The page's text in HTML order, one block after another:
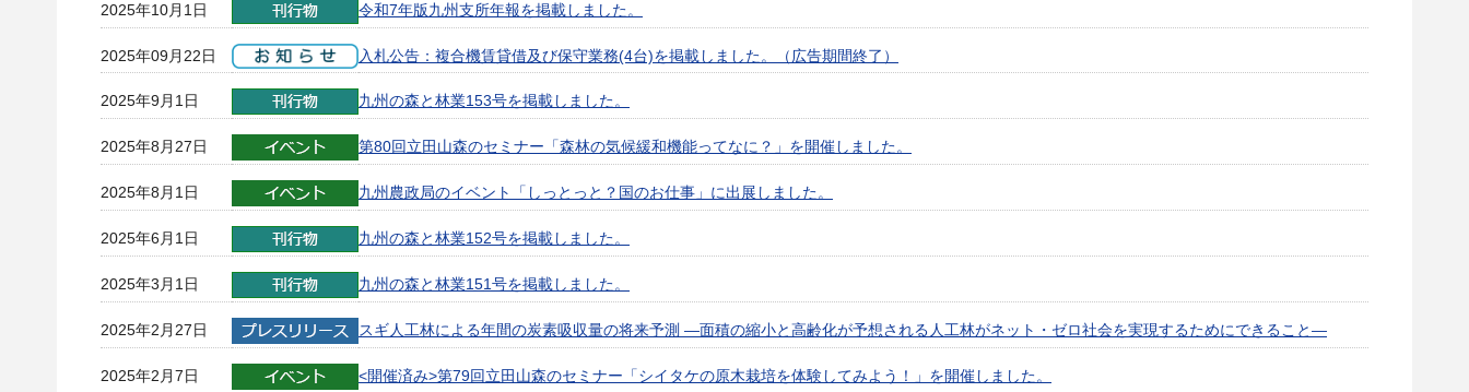
2025年10月1日 令和7年版九州支所年報を掲載しました。
2025年09月22日 入札公告：複合機賃貸借及び保守業務(4台)を掲載しました。（広告期間終了）
2025年9月1日 九州の森と林業153号を掲載しました。
2025年8月27日 第80回立田山森のセミナー「森林の気候緩和機能ってなに？」を開催しました。
2025年8月1日 九州農政局のイベント「しっとっと？国のお仕事」に出展しました。
2025年6月1日 九州の森と林業152号を掲載しました。
2025年3月1日 九州の森と林業151号を掲載しました。
2025年2月27日 スギ人工林による年間の炭素吸収量の将来予測 —面積の縮小と高齢化が予想される人工林がネット・ゼロ社会を実現するためにできること—
2025年2月7日 <開催済み>第79回立田山森のセミナー「シイタケの原木栽培を体験してみよう！」を開催しました。